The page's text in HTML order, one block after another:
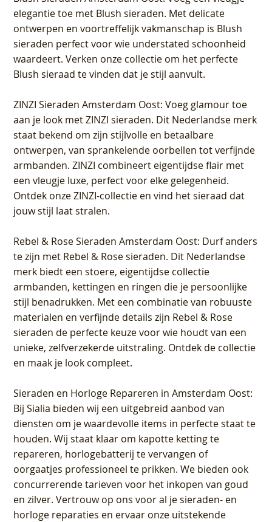
elegantie toe met Blush sieraden. Met delicate
ontwerpen en voortreffelijk vakmanschap is Blush
sieraden perfect voor wie understated schoonheid
waardeert. Verken onze collectie om het perfecte
Blush sieraad te vinden dat je stijl aanvult.
ZINZI Sieraden Amsterdam Oost: Voeg glamour toe
aan je look met ZINZI sieraden. Dit Nederlandse merk
staat bekend om zijn stijlvolle en betaalbare
ontwerpen, van sprankelende oorbellen tot verfijnde
armbanden. ZINZI combineert eigentijdse flair met
een vleugje luxe, perfect voor elke gelegenheid.
Ontdek onze ZINZI-collectie en vind het sieraad dat
jouw stijl laat stralen.
Rebel & Rose Sieraden Amsterdam Oost: Durf anders
te zijn met Rebel & Rose sieraden. Dit Nederlandse
merk biedt een stoere, eigentijdse collectie
armbanden, kettingen en ringen die je persoonlijke
stijl benadrukken. Met een combinatie van robuuste
materialen en verfijnde details zijn Rebel & Rose
sieraden de perfecte keuze voor wie houdt van een
unieke, zelfverzekerde uitstraling. Ontdek de collectie
en maak je look compleet.
Sieraden en Horloge Repareren in Amsterdam Oost:
Bij Sialia bieden wij een uitgebreid aanbod van
diensten om je waardevolle items in perfecte staat te
houden. Wij staat klaar om kapotte ketting te
repareren, horlogebatterij te vervangen of
oorgaatjes professioneel te prikken. We bieden ook
concurrerende tarieven voor het inkopen van goud
en zilver. Vertrouw op ons voor al je sieraden- en
horloge reparaties en ervaar onze uitstekende